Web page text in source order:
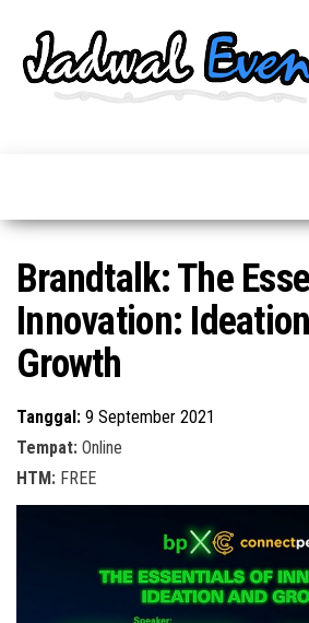
Pameran,
Acara &
Promo
Terbaru
Pameran,
Bazaar,
Workshop,
Job Fair,
Lomba dll.
Brandtalk: The
Innovation:
Growth
Tanggal: 9 September 2021
Tempat: Online
HTM: FREE